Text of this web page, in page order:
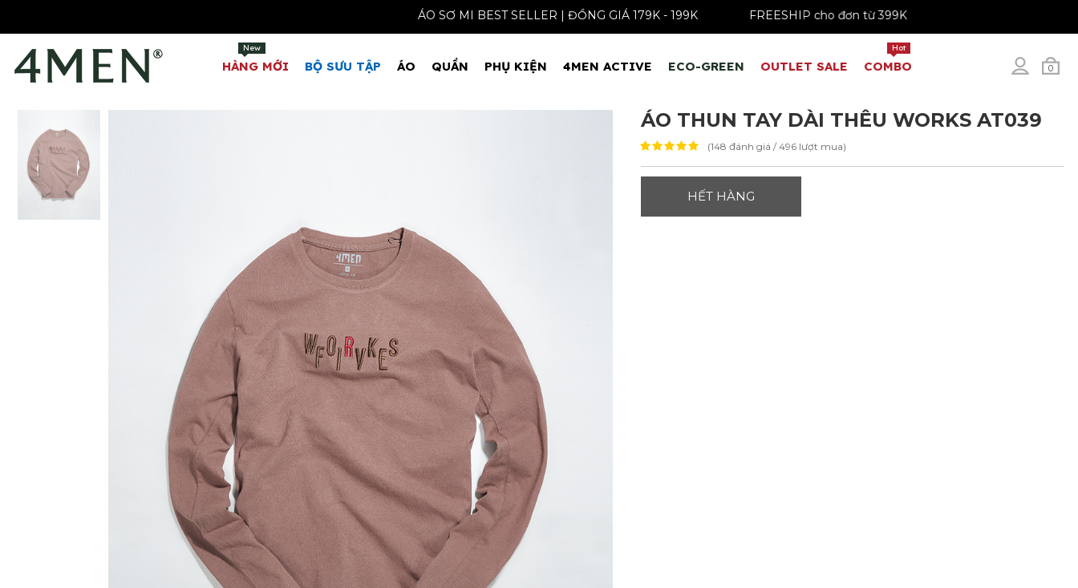
ÁO SƠ MI BEST SELLER | ĐỒNG GIÁ 179K - 199K FREESHIP cho đơn từ 399K
0
HÀNG MỚI
New
BỘ SƯU TẬP ÁO QUẦN PHỤ KIỆN 4MEN ACTIVE ECO-GREEN OUTLET SALE COMBO
Hot
ÁO THUN TAY DÀI THÊU WORKS AT039
(148 đánh giá / 496 lượt mua)
HẾT HÀNG